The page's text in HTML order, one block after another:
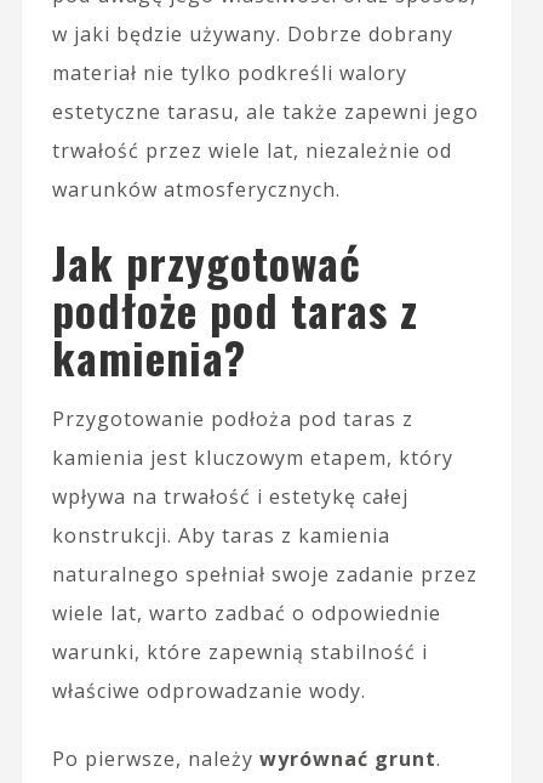
w jaki będzie używany. Dobrze dobrany
materiał nie tylko podkreśli walory
estetyczne tarasu, ale także zapewni jego
trwałość przez wiele lat, niezależnie od
warunków atmosferycznych.
Jak przygotować
podłoże pod taras z
kamienia?
Przygotowanie podłoża pod taras z
kamienia jest kluczowym etapem, który
wpływa na trwałość i estetykę całej
konstrukcji. Aby taras z kamienia
naturalnego spełniał swoje zadanie przez
wiele lat, warto zadbać o odpowiednie
warunki, które zapewnią stabilność i
właściwe odprowadzanie wody.
Po pierwsze, należy wyrównać grunt.